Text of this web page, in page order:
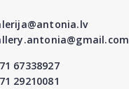
67338927
29210081